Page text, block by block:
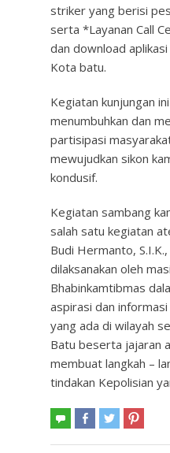
striker yang berisi
serta *Layanan Call
dan download
Kota batu.
Kegiatan kunjungan
menumbuhkan dan
partisipasi
mewujudkan sikon
kondusif.
Kegiatan sambang
salah satu kegiatan
Budi Hermanto,
dilaksanakan oleh
Bhabinkamtibmas
aspirasi dan
yang ada di wilayah
Batu beserta jajaran
membuat langkah –
tindakan Kepolisian